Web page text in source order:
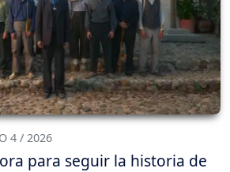
4 / 2026
para seguir la historia de